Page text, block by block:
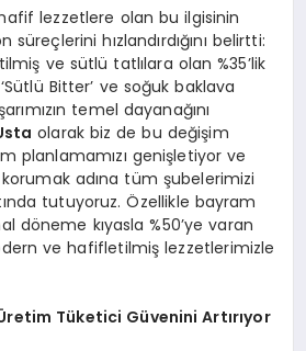
lezzetlere olan bu ilgisinin
süreçlerini hızlandırdığını belirtti:
ve sütlü tatlılara olan %35’lik
Bitter’ ve soğuk baklava
temel dayanağını
olarak biz de bu değişim
planlamamızı genişletiyor ve
korumak adına tüm şubelerimizi
tutuyoruz. Özellikle bayram
döneme kıyasla %50’ye varan
ve hafifletilmiş lezzetlerimizle
Tüketici Güvenini Artırıyor